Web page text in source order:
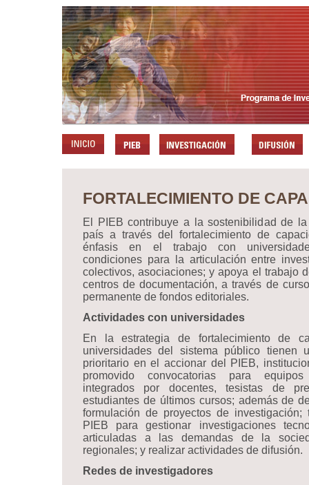
FORTALECIMIENTO DE
El PIEB contribuye a la sostenibilidad de
país a través del fortalecimiento de
énfasis en el trabajo con
condiciones para la articulación entre
colectivos, asociaciones; y apoya el trabajo
centros de documentación, a través de
permanente de fondos editoriales.
Actividades con universidades
En la estrategia de fortalecimiento de
universidades del sistema público tienen
prioritario en el accionar del PIEB,
promovido convocatorias para
integrados por docentes, tesistas de
estudiantes de últimos cursos; además de
formulación de proyectos de investigación;
PIEB para gestionar investigaciones
articuladas a las demandas de la
regionales; y realizar actividades de difusión.
Redes de investigadores